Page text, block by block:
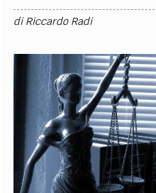
diRiccardo Radi